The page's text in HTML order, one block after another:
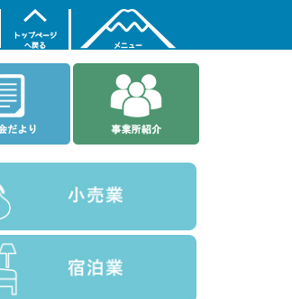
トップページ
商工会について
ご相談なら
入会案内
理事会・部会
お土産・特産品
各種共済制度
商工会だより
事業所紹介